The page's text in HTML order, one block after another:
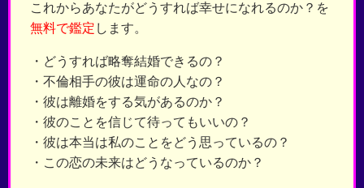
これからあなたがどうすれば幸せになれるのか？を
無料で鑑定 します。
・どうすれば略奪結婚できるの？
・不倫相手の彼は運命の人なの？
・彼は離婚をする気があるのか？
・彼のことを信じて待ってもいいの？
・彼は本当は私のことをどう思っているの？
・この恋の未来はどうなっているのか？